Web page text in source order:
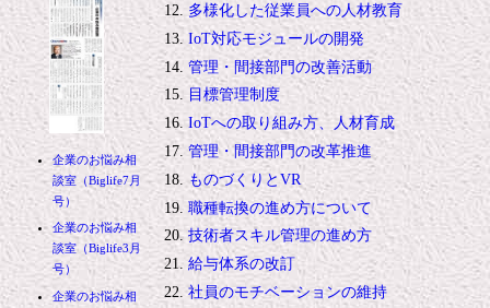
企業のお悩み相
談室（Biglife7月
号）
企業のお悩み相
談室（Biglife3月
号）
企業のお悩み相
多様化した従業員への人材教育
IoT対応モジュールの開発
管理・間接部門の改善活動
目標管理制度
IoTへの取り組み方、人材育成
管理・間接部門の改革推進
ものづくりとVR
職種転換の進め方について
技術者スキル管理の進め方
給与体系の改訂
社員のモチベーションの維持